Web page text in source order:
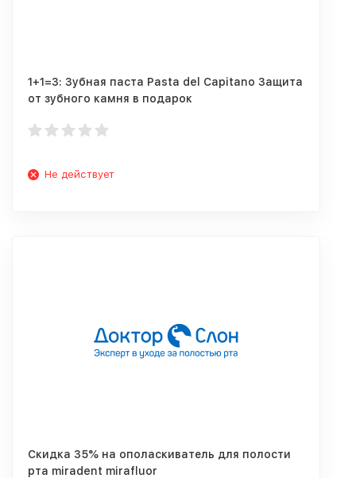
1+1=3: Зубная паста Pasta del Capitano Защита
от зубного камня в подарок
Не действует
Скидка 35% на ополаскиватель для полости
рта miradent mirafluor